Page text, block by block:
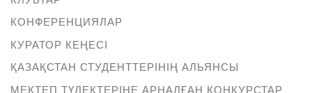
КОНФЕРЕНЦИЯЛАР
КУРАТОР КЕҢЕСІ
ҚАЗАҚСТАН СТУДЕНТТЕРІНІҢ АЛЬЯНСЫ
МЕКТЕП ТҮЛЕКТЕРІНЕ АРНАЛҒАН КОНКУРСТАР